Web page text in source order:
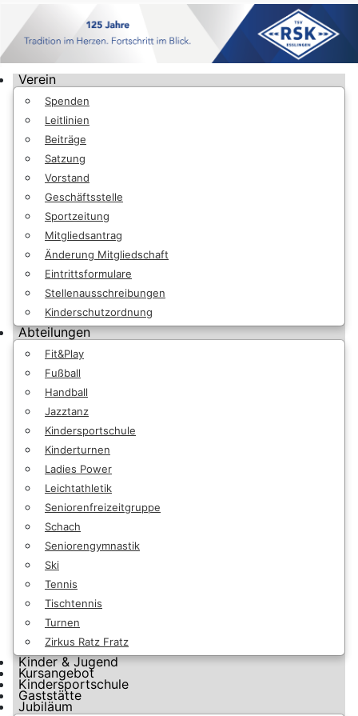
Verein
Spenden
Leitlinien
Beiträge
Satzung
Vorstand
Geschäftsstelle
Sportzeitung
Mitgliedsantrag
Änderung Mitgliedschaft
Eintrittsformulare
Stellenausschreibungen
Kinderschutzordnung
Abteilungen
Fit&Play
Fußball
Handball
Jazztanz
Kindersportschule
Kinderturnen
Ladies Power
Leichtathletik
Seniorenfreizeitgruppe
Schach
Seniorengymnastik
Ski
Tennis
Tischtennis
Turnen
Zirkus Ratz Fratz
Kinder & Jugend
Kursangebot
Kindersportschule
Gaststätte
Jubiläum